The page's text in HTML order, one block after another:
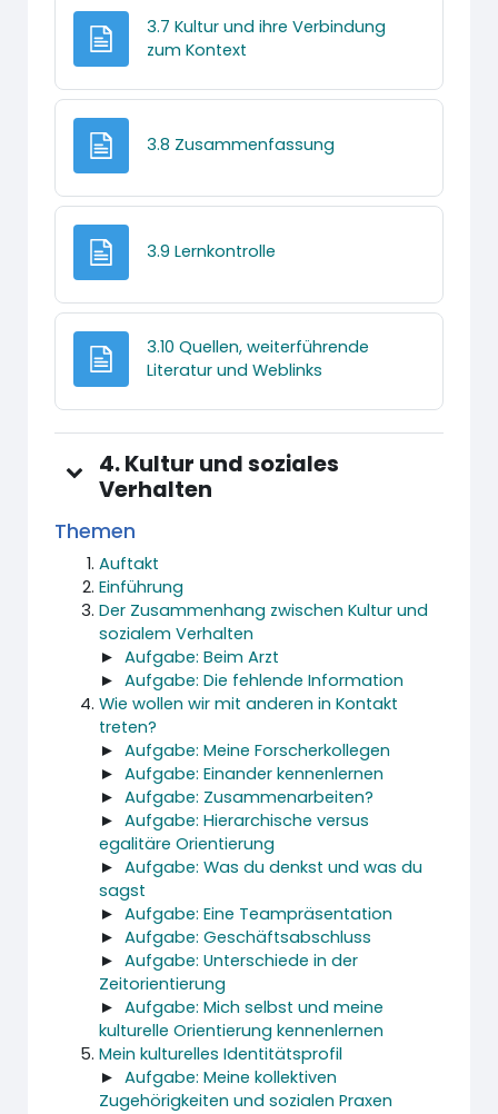
3.7 Kultur und ihre Verbindung
zum Kontext
3.8 Zusammenfassung
3.9 Lernkontrolle
3.10 Quellen, weiterführende
Literatur und Weblinks
4. Kultur und soziales
Verhalten
Themen
Auftakt
Einführung
Der Zusammenhang zwischen Kultur und
sozialem Verhalten
►Aufgabe: Beim Arzt
►Aufgabe: Die fehlende Information
Wie wollen wir mit anderen in Kontakt
treten?
►Aufgabe: Meine Forscherkollegen
►Aufgabe: Einander kennenlernen
►Aufgabe: Zusammenarbeiten?
►Aufgabe: Hierarchische versus
egalitäre Orientierung
►Aufgabe: Was du denkst und was du
sagst
►Aufgabe: Eine Teampräsentation
►Aufgabe: Geschäftsabschluss
►Aufgabe: Unterschiede in der
Zeitorientierung
►Aufgabe: Mich selbst und meine
kulturelle Orientierung kennenlernen
Mein kulturelles Identitätsprofil
►Aufgabe: Meine kollektiven
Zugehörigkeiten und sozialen Praxen